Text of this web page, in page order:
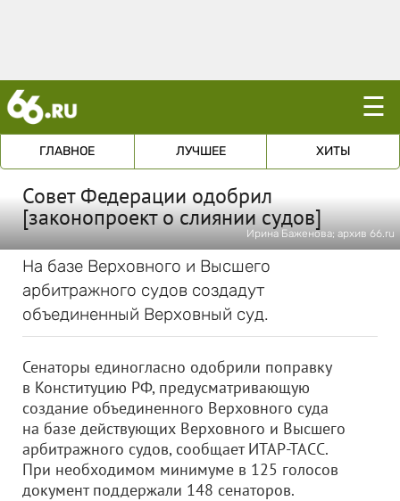
☰
ГЛАВНОЕ ЛУЧШЕЕ ХИТЫ
Совет Федерации одобрил
[законопроект о слиянии судов]
Ирина Баженова; архив 66.ru
На базе Верховного и Высшего
арбитражного судов создадут
объединенный Верховный суд.
Сенаторы единогласно одобрили поправку
в Конституцию РФ, предусматривающую
создание объединенного Верховного суда
на базе действующих Верховного и Высшего
арбитражного судов, сообщает ИТАР-ТАСС.
При необходимом минимуме в 125 голосов
документ поддержали 148 сенаторов.